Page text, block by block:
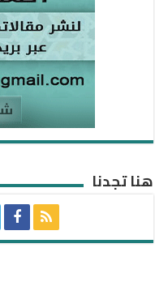
هنا تجدنا